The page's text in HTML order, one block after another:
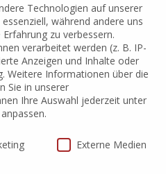
28th, 2016
Kommentare
Technologien auf unserer
während andere uns
zu verbessern.
verarbeitet werden (z. B. IP-
Anzeigen und Inhalte oder
Weitere Informationen über die
Sie in unserer
Ihre Auswahl jederzeit unter
Externe Medien